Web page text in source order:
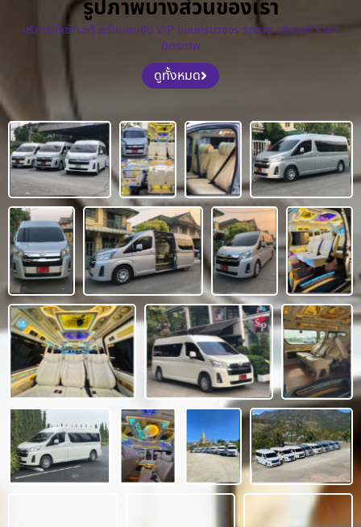
รูปภาพบางส่วนของเรา
บริการให้เช่ารถตู้ พร้อมคนขับ VIP แบบครบวงจร รถสวย บริการดี ราคา
มิตรภาพ
ดูทั้งหมด